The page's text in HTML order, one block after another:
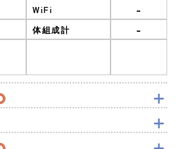
WiFi -
体組成計 -